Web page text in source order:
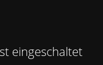
eingeschaltet